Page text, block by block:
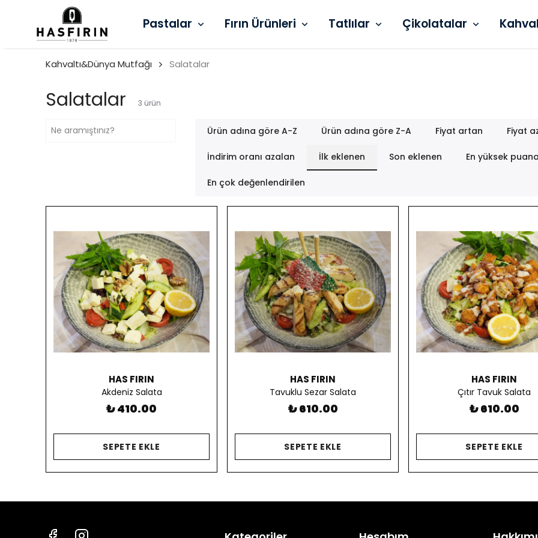
Pastalar Fırın Ürünleri Tatlılar Çikolatalar
Kahvaltı&Dünya Mutfağı Salatalar
Salatalar 3 ürün
Ürün adına göre A-Z Ürün adına göre Z-A Fiyat artan Fiyat
İndirim oranı azalan İlk eklenen Son eklenen En yüksek
En çok değenlendirilen
HAS FIRIN
Akdeniz Salata
₺ 410.00
SEPETE EKLE
HAS FIRIN
Tavuklu Sezar Salata
₺ 610.00
SEPETE EKLE
HAS FIRIN
Çıtır Tavuk Salata
₺ 610.00
SEPETE EKLE